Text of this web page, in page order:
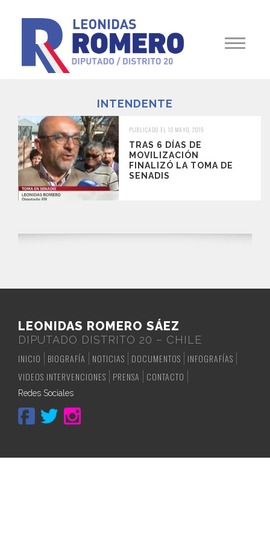
INTENDENTE
PUBLICADO EL 18 MAYO, 2019
TRAS 6 DÍAS DE
MOVILIZACIÓN
FINALIZÓ LA TOMA DE
SENADIS
LEONIDAS ROMERO SÁEZ
DIPUTADO DISTRITO 20 – CHILE
INICIO
BIOGRAFÍA NOTICIAS DOCUMENTOS
INFOGRAFÍAS
VIDEOS INTERVENCIONES
PRENSA CONTACTO
Redes Sociales